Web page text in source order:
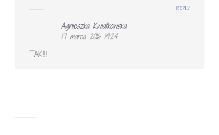
Agnieszka Kwiatkowska
17 marca 2016 19:24
TAK!!!
REPLY